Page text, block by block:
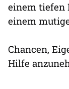
einem tiefen
einem
Chancen,
Hilfe